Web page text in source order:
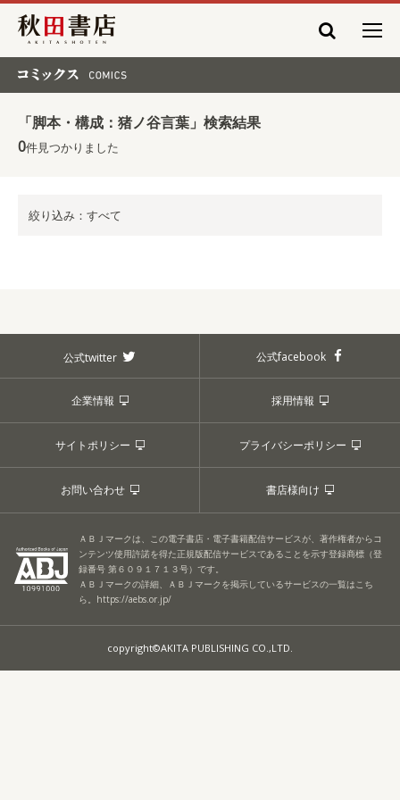
秋田書店
「脚本・構成：猪ノ谷言葉」検索結果
0件見つかりました
絞り込み：すべて
公式twitter 公式facebook
企業情報 採用情報
サイトポリシー プライバシーポリシー
お問い合わせ 書店様向け
ＡＢＪマークは、この電子書店・電子書籍配信サービスが、著作権者からコ
ンテンツ使用許諾を得た正規版配信サービスであることを示す登録商標（登
録番号 第６０９１７１３号）です。
ＡＢＪマークの詳細、ＡＢＪマークを掲示しているサービスの一覧はこち
ら。 https://aebs.or.jp/
copyright©AKITA PUBLISHING CO.,LTD.